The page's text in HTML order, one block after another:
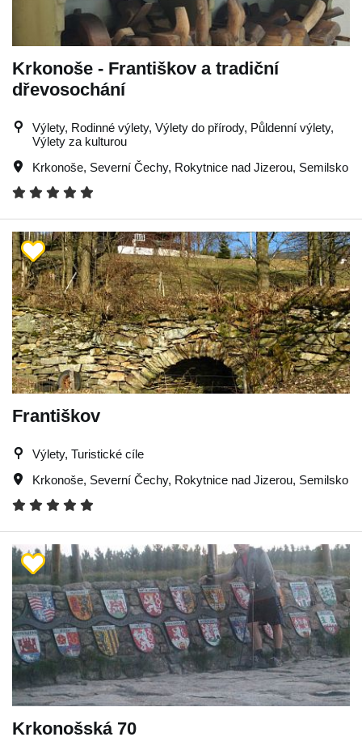
Krkonoše - Františkov a tradiční
dřevosochání
Výlety, Rodinné výlety, Výlety do přírody, Půldenní výlety,
Výlety za kulturou
Krkonoše, Severní Čechy, Rokytnice nad Jizerou, Semilsko
Františkov
Výlety, Turistické cíle
Krkonoše, Severní Čechy, Rokytnice nad Jizerou, Semilsko
Krkonošská 70